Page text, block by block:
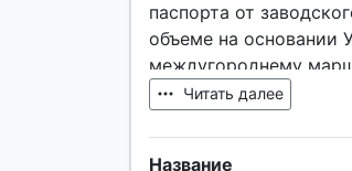
паспорта от
объеме на основании
междугороднему
Читать далее
Название